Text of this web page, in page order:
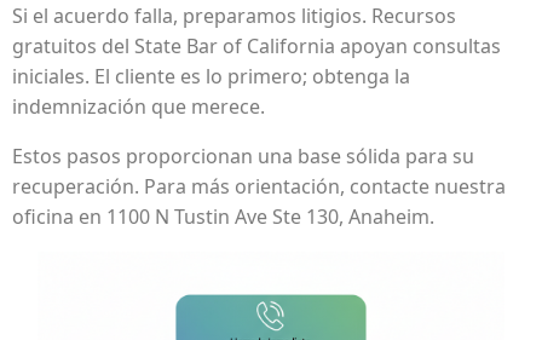
Si el acuerdo falla, preparamos litigios. Recursos
gratuitos del State Bar of California apoyan consultas
iniciales. El cliente es lo primero; obtenga la
indemnización que merece.
Estos pasos proporcionan una base sólida para su
recuperación. Para más orientación, contacte nuestra
oficina en 1100 N Tustin Ave Ste 130, Anaheim.